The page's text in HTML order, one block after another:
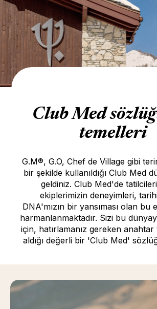
Club Med
temelleri
G.M®, G.O, Chef de Village gibi
bir şekilde kullanıldığı Club Med
geldiniz. Club Med'de
ekiplerimizin deneyimleri,
DNA'mızın bir yansıması olan bu
harmanlanmaktadır. Sizi bu
için, hatırlamanız gereken
aldığı değerli bir 'Club Med'